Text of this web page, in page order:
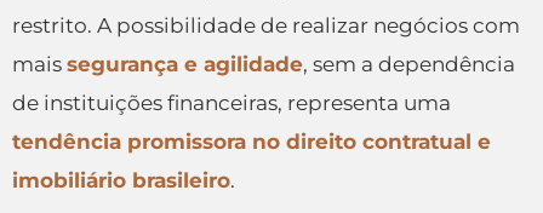
restrito. A possibilidade de realizar negócios com
mais segurança e agilidade, sem a dependência
de instituições financeiras, representa uma
tendência promissora no direito contratual e
imobiliário brasileiro.